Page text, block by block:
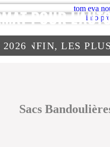
POUR
ENFIN, LES
Sacs